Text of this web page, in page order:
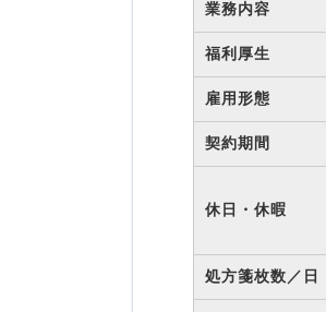
業務内容
福利厚生
雇用形態
契約期間
休日・休暇
処方箋枚数／日